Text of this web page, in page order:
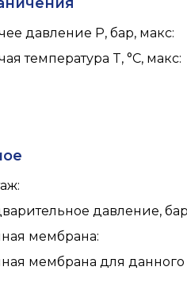
давление P, бар, макс:
температура T, °C, макс:
:
давление, бар
мембрана:
мембрана для данного